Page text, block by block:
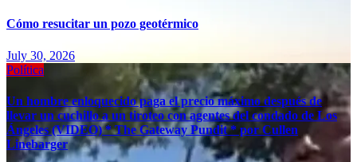
Cómo resucitar un pozo geotérmico
July 30, 2026
Política
Un hombre enloquecido paga el precio máximo después de
llevar un cuchillo a un tiroteo con agentes del condado de Los
Ángeles (VIDEO) * The Gateway Pundit * por Cullen
Linebarger